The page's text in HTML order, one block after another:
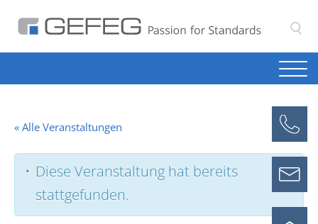
« Alle Veranstaltungen
Diese Veranstaltung hat bereits
stattgefunden.